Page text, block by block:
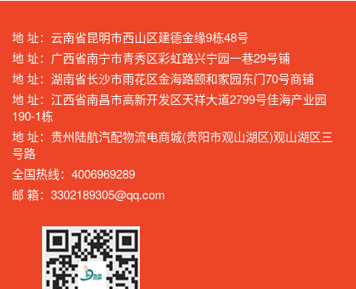
地 址：云南省昆明市西山区建德金缘9栋48号
地 址：广西省南宁市青秀区彩虹路兴宁园一巷29号铺
地 址：湖南省长沙市雨花区金海路颐和家园东门70号商铺
地 址：江西省南昌市高新开发区天祥大道2799号佳海产业园
190-1栋
地 址：贵州陆航汽配物流电商城(贵阳市观山湖区)观山湖区三
号路
全国热线：4006969289
邮 箱：3302189305@qq.com